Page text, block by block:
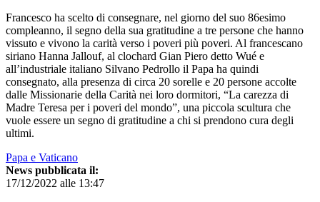
Francesco ha scelto di consegnare, nel giorno del suo 86esimo
compleanno, il segno della sua gratitudine a tre persone che hanno
vissuto e vivono la carità verso i poveri più poveri. Al francescano
siriano Hanna Jallouf, al clochard Gian Piero detto Wué e
all’industriale italiano Silvano Pedrollo il Papa ha quindi
consegnato, alla presenza di circa 20 sorelle e 20 persone accolte
dalle Missionarie della Carità nei loro dormitori, “La carezza di
Madre Teresa per i poveri del mondo”, una piccola scultura che
vuole essere un segno di gratitudine a chi si prendono cura degli
ultimi.
Papa e Vaticano
News pubblicata il:
17/12/2022 alle 13:47